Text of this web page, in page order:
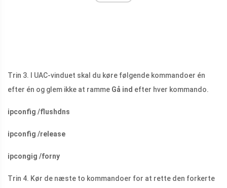
Trin 3. I UAC-vinduet skal du køre følgende kommandoer én
efter én og glem ikke at ramme Gå ind efter hver kommando.
ipconfig /flushdns
ipconfig /release
ipcongig /forny
Trin 4. Kør de næste to kommandoer for at rette den forkerte